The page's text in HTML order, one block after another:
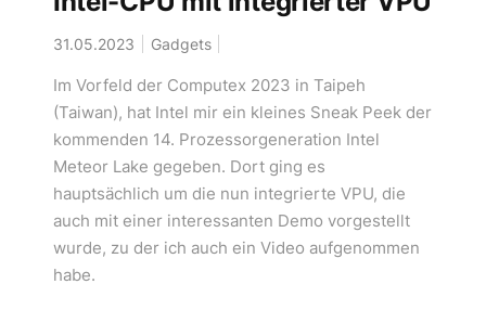
31.05.2023 Gadgets
Im Vorfeld der Computex 2023 in Taipeh
(Taiwan), hat Intel mir ein kleines Sneak Peek der
kommenden 14. Prozessorgeneration Intel
Meteor Lake gegeben. Dort ging es
hauptsächlich um die nun integrierte VPU, die
auch mit einer interessanten Demo vorgestellt
wurde, zu der ich auch ein Video aufgenommen
habe.